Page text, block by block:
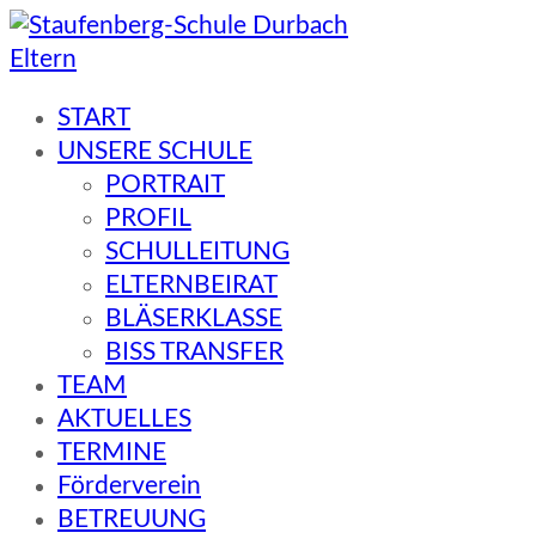
Eltern
START
UNSERE SCHULE
PORTRAIT
PROFIL
SCHULLEITUNG
ELTERNBEIRAT
BLÄSERKLASSE
BISS TRANSFER
TEAM
AKTUELLES
TERMINE
Förderverein
BETREUUNG